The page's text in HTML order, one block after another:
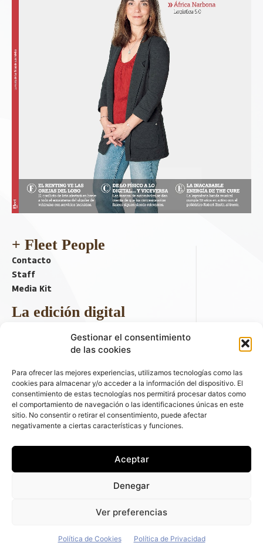
Gestionar el consentimiento
de las cookies
Para ofrecer las mejores experiencias, utilizamos tecnologías como las
cookies para almacenar y/o acceder a la información del dispositivo. El
consentimiento de estas tecnologías nos permitirá procesar datos como
el comportamiento de navegación o las identificaciones únicas en este
sitio. No consentir o retirar el consentimiento, puede afectar
negativamente a ciertas características y funciones.
Aceptar
Denegar
Ver preferencias
Política de Cookies Política de Privacidad
+ Fleet People
Contacto
Staff
Media Kit
La edición digital
Descargar último ejemplar
ir a hemeroteca
+ Contenido en redes sociales
automóviles - C/ Fernández de la Hoz 70, 1ºB - 28003 - Madrid
fleetpeople@fleetpeople.es